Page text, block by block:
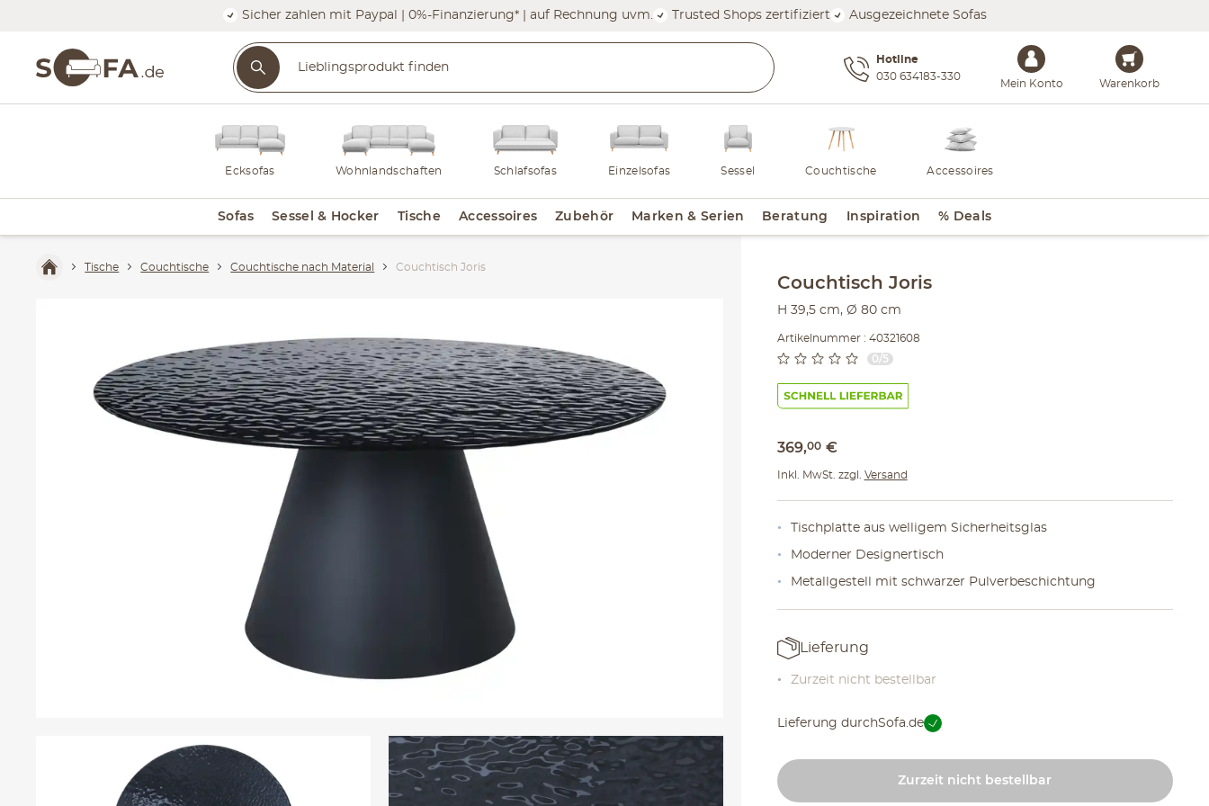
Sicher zahlen mit Paypal | 0%-Finanzierung* | auf Rechnung uvm. Trusted Shops zertifiziert Ausgezeichnete Sofas
Hotline
030 634183-330
Mein Konto Warenkorb
Ecksofas Wohnlandschaften Schlafsofas Einzelsofas Sessel Couchtische Accessoires
Sofas Sessel & Hocker Tische Accessoires Zubehör Marken & Serien Beratung Inspiration % Deals
Tische Couchtische Couchtische nach Material Couchtisch Joris
Couchtisch Joris
H 39,5 cm, Ø 80 cm
Artikelnummer : 40321608
0/5
369,00 €
Inkl. MwSt. zzgl. Versand
Tischplatte aus welligem Sicherheitsglas
Moderner Designertisch
Metallgestell mit schwarzer Pulverbeschichtung
Lieferung
Zurzeit nicht bestellbar
Lieferung durchSofa.de
Zurzeit nicht bestellbar